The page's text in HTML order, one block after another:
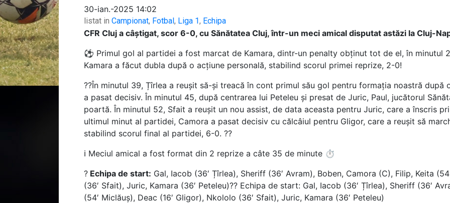
30-ian.-2025 14:02
listat in Campionat, Fotbal, Liga 1, Echipa
CFR Cluj a câștigat, scor 6-0, cu Sănătatea Cluj, într-un meci amical disputat astăzi la Cluj-
⚽ Primul gol al partidei a fost marcat de Kamara, dintr-un penalty obținut tot de el, în minutul
Kamara a făcut dubla după o acțiune personală, stabilind scorul primei reprize, 2-0!
??În minutul 39, Țîrlea a reușit să-și treacă în cont primul său gol pentru formația noastră după
a pasat decisiv. În minutul 45, după centrarea lui Peteleu și presat de Juric, Paul, jucătorul
poartă. În minutul 52, Sfait a reușit un nou assist, de data aceasta pentru Juric, care a înscris
ultimul minut al partidei, Camora a pasat decisiv cu călcâiul pentru Gligor, care a reușit să
stabilind scorul final al partidei, 6-0. ??
ℹ️ Meciul amical a fost format din 2 reprize a câte 35 de minute ⏱️
? Echipa de start: Gal, Iacob (36′ Țîrlea), Sheriff (36′ Avram), Boben, Camora (C), Filip, Keita
(36′ Sfait), Juric, Kamara (36′ Peteleu)?? Echipa de start: Gal, Iacob (36′ Țîrlea), Sheriff (36′
(54′ Miclăuș), Deac (16′ Gligor), Nkololo (36′ Sfait), Juric, Kamara (36′ Peteleu)